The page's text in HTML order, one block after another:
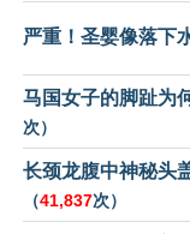
严重！圣婴像落下
马国女子的脚趾为
次）
长颈龙腹中神秘头
（41,837次）